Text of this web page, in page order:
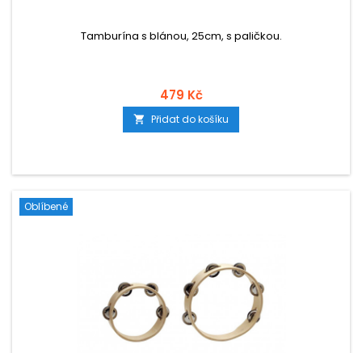
Tamburína s blánou, 25cm, s paličkou.
479 Kč
 Přidat do košíku
Oblíbené